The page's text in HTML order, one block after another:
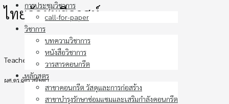
การประชุมวิชาการ
call-for-paper
วิชาการ
บทความวิชาการ
หนังสือวิชาการ
วารสารคอนกรีต
หลักสูตร
สาขาคอนกรีต วัสดุและการก่อสร้าง
สาขาบำรุงรักษาซ่อมแซมและเสริมกำลังคอนกรีต
ไทยด้วยพรีคาสท์
Teacher
ผศ.ดร.ฉัตร สุจินดา